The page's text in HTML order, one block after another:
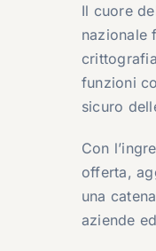
Il cuore
nazionale
funzioni
sicuro
Con
offerta,
una
aziende